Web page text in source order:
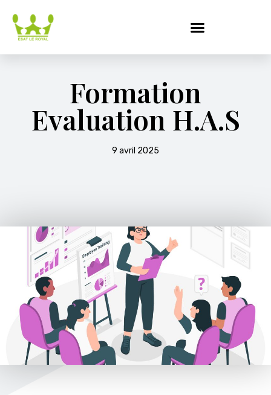
Formation
Evaluation H.A.S
9 avril 2025